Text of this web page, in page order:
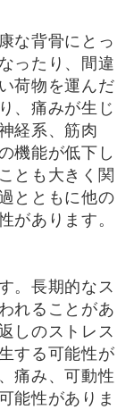
な背骨にとっ
ったり、間違
荷物を運んだ
、痛みが生じ
経系、筋肉
機能が低下し
とも大きく関
とともに他の
があります。
。長期的なス
れることがあ
しのストレス
する可能性が
痛み、可動性
能性がありま